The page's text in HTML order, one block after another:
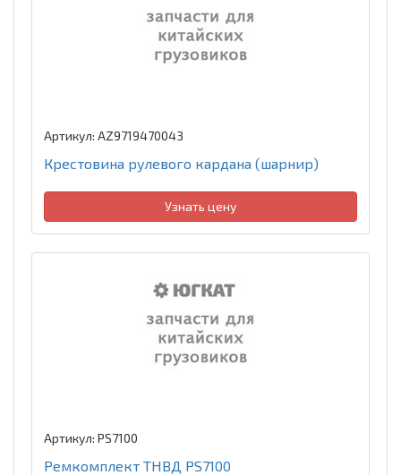
Артикул: AZ9719470043
Крестовина рулевого кардана (шарнир)
Узнать цену
Артикул: PS7100
Ремкомплект ТНВД PS7100